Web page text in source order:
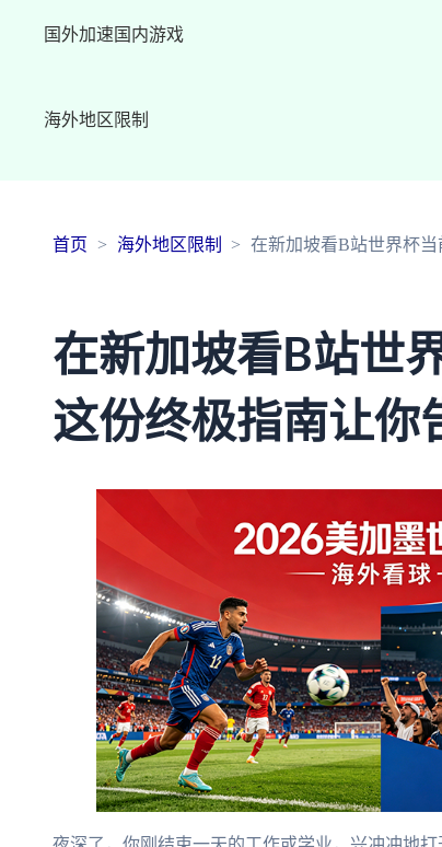
国外加速国内游戏
海外地区限制
首页 海外地区限制 在新加坡看B站世界杯
在新加坡看B站世
这份终极指南让你